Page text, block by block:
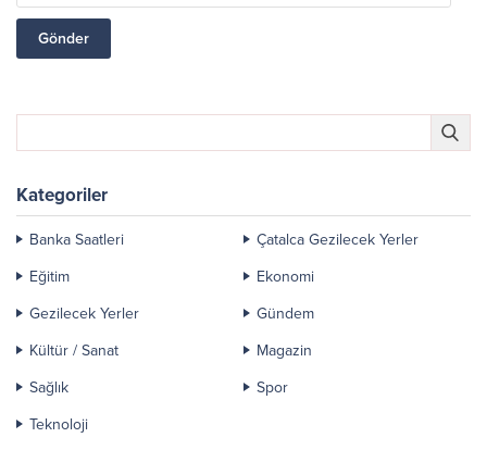
Kategoriler
Banka Saatleri
Çatalca Gezilecek Yerler
Eğitim
Ekonomi
Gezilecek Yerler
Gündem
Kültür / Sanat
Magazin
Sağlık
Spor
Teknoloji